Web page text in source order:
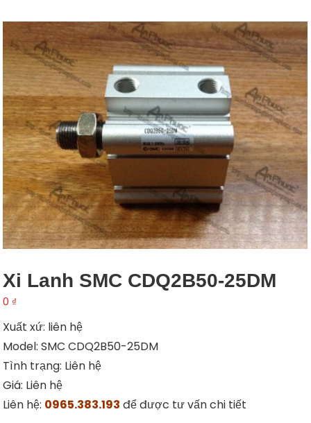
Xi Lanh SMC CDQ2B50-25DM
0 ₫
Xuất xứ: liên hệ
Model: SMC CDQ2B50-25DM
Tình trạng: Liên hệ
Giá: Liên hệ
Liên hệ: 0965.383.193 để được tư vấn chi tiết